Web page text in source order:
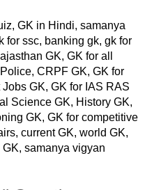
GK in Hindi, samanya
for ssc, banking gk, gk for
GK, GK for all
CRPF GK, GK for
GK, GK for IAS RAS
Science GK, History GK,
GK, GK for competitive
current GK, world GK,
samanya vigyan